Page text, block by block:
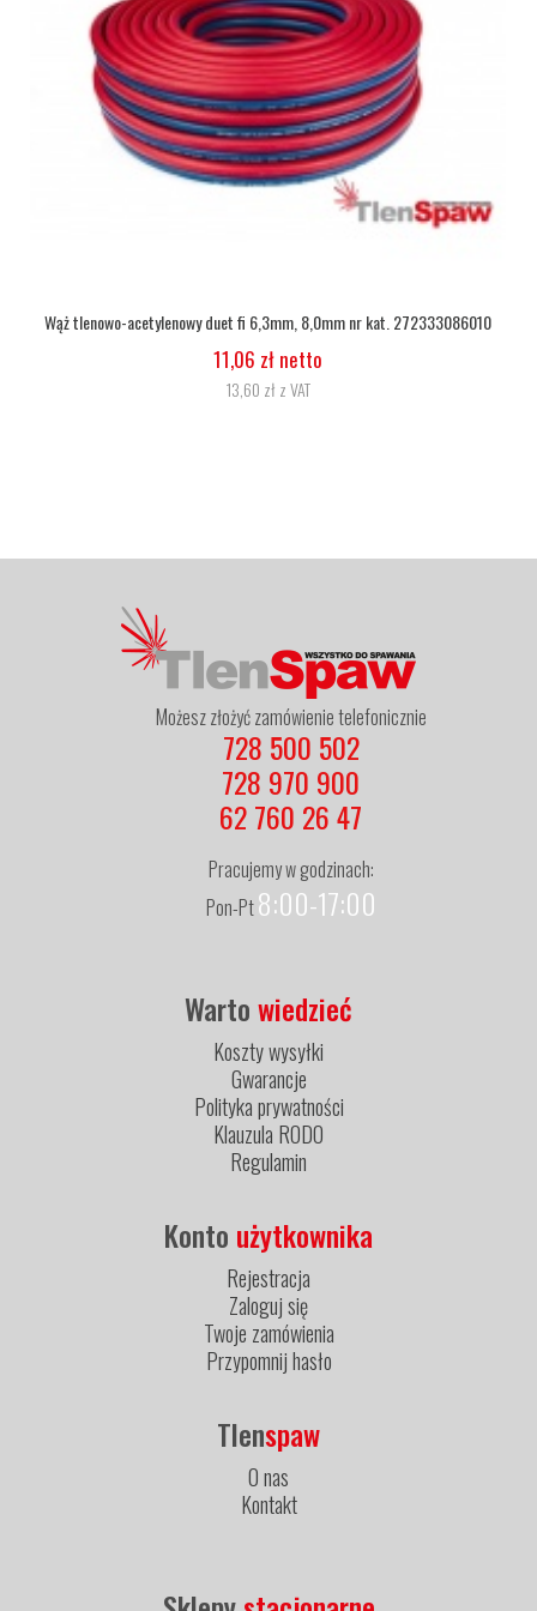
Wąż tlenowy fi 6,3
5,07 zł netto
6,24 zł z VAT
Możesz złożyć zamówienie telefonicznie
728 500 502
728 970 900
62 760 26 47
Pracujemy w godzinach:
Pon-Pt8:00-17:00
Wartowiedzieć
Koszty wysyłki
Gwarancje
Polityka prywatności
Klauzula RODO
Regulamin
Konto użytkownika
Rejestracja
Zaloguj się
Twoje zamówienia
Przypomnij hasło
Tlenspaw
O nas
Kontakt